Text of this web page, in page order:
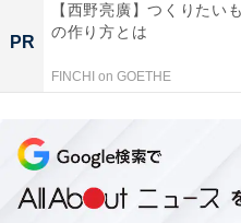
た想ですが、紬と再会し
との交流も再開していきま
るときに見せる想の笑顔
回答者からは「ジャニーズ
高身長で雰囲気が良く応援
PR
【西野亮廣】つくりたい
の作り方とは
FINCHI on GOETHE